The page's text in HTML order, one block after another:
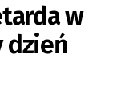
w
dzień